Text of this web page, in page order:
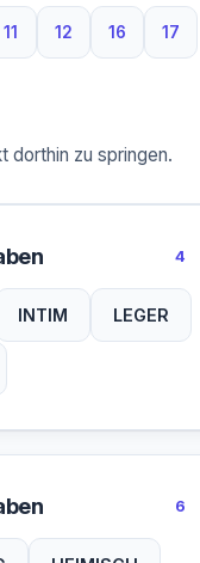
11
11 Buchstaben
12
12 Buchstaben
16
16
17
17
dorthin zu springen.
4
INTIM LEGER
6